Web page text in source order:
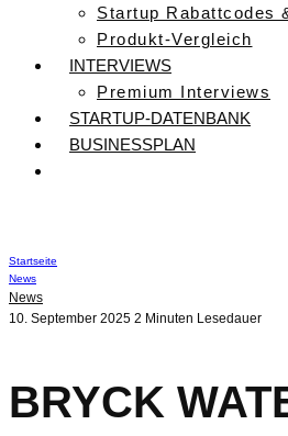
Startup Rabattcodes
Produkt-Vergleich
INTERVIEWS
Premium Interviews
STARTUP-DATENBANK
BUSINESSPLAN
Startseite
News
News
10. September 2025 2 Minuten Lesedauer
BRYCK